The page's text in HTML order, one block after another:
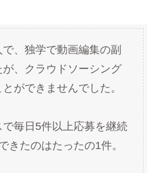
、独学で動画編集の副
、クラウドソーシング
ができませんでした。
毎日5件以上応募を継続
きたのはたったの1件。